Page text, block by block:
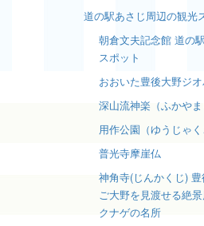
道の駅あさじ周辺の観光
朝倉文夫記念館 道の
スポット
おおいた豊後大野ジ
深山流神楽（ふかやま
用作公園（ゆうじゃく
普光寺摩崖仏
神角寺(じんかくじ)
ご大野を見渡せる絶
クナゲの名所